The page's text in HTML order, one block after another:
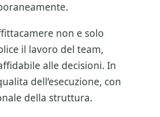
non e solo
il lavoro del team,
alle decisioni. In
dell’esecuzione, con
della struttura.